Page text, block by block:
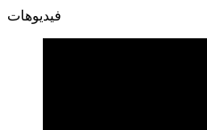
فيديوهات